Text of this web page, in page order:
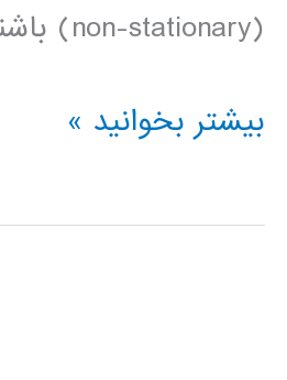
(non-stationary) باشند به کار می‌روند. در […]
فیلم
فارسی
بیشتر بخوانید »